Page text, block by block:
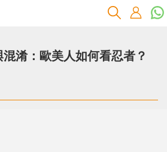
淆：歐美人如何看忍者？